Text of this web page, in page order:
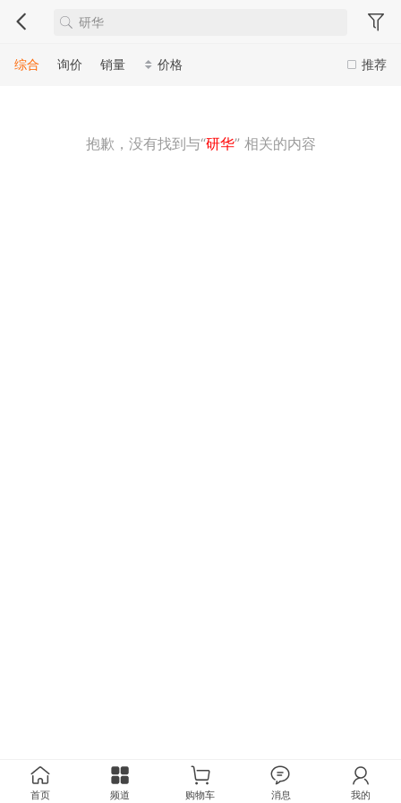
推荐
综合 询价 销量 价格
抱歉，没有找到与“研华” 相关的内容
首页 频道 购物车 消息 我的